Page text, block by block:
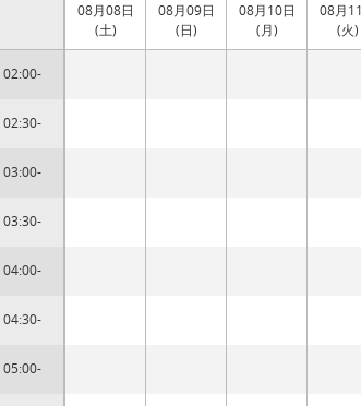
02:00-
02:30-
03:00-
03:30-
04:00-
04:30-
05:00-
08月08日
(土)
08月09日
(日)
08月10日
(月)
08月
(火)